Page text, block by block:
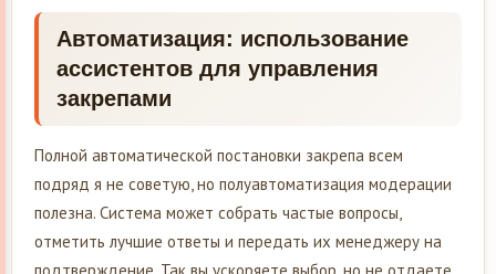
Автоматизация: использование
ассистентов для управления
закрепами
Полной автоматической постановки закрепа всем
подряд я не советую, но полуавтоматизация модерации
полезна. Система может собрать частые вопросы,
отметить лучшие ответы и передать их менеджеру на